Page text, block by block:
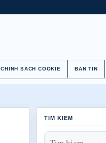
CHINH SACH COOKIE BAN TIN
TIM KIEM